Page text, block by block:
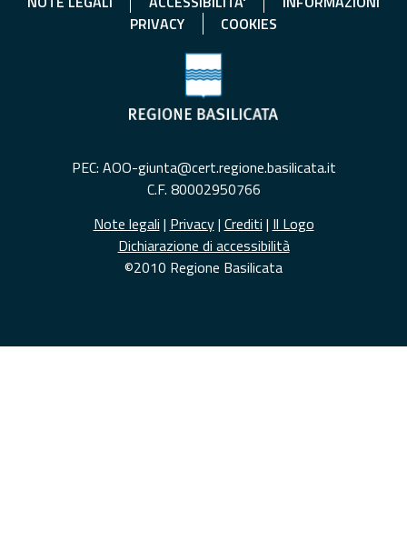
PRIVACY
COOKIES
PEC: AOO-giunta@cert.regione.basilicata.it
C.F. 80002950766
Note legali | Privacy| Crediti | Il Logo
Dichiarazione di accessibilità
©2010 Regione Basilicata